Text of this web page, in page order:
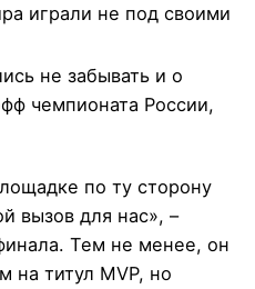
играли не под своими
не забывать и о
чемпионата России,
по ту сторону
вызов для нас», –
Тем не менее, он
на титул MVP, но